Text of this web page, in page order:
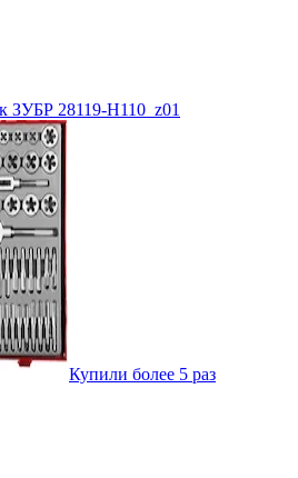
ЗУБР 28119-H110_z01
Купили более 5 раз